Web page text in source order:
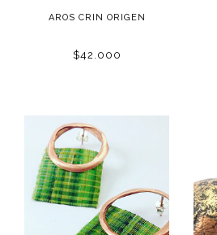
AROS CRIN ORIGEN
$42.000